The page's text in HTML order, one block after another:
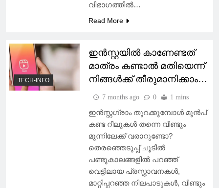
വിഭാഗത്തിൽ…
Read More
TECH-INFO
ഇൻസ്റ്റയിൽ കാണേണ്ടത്
മാത്രം കണ്ടാൽ മതിയെന്ന്
നിങ്ങൾക്ക് തീരുമാനിക്കാം…
7 months ago 0 1 mins
ഇന്‍സ്റ്റഗ്രാം തുറക്കുമ്പോള്‍ മുന്‍പ്
കണ്ട റീലുകള്‍ തന്നെ വീണ്ടും
മുന്നിലേക്ക് വരാറുണ്ടോ?
തെരഞ്ഞെടുപ്പ് ചൂടില്‍
പണ്ടുകാലങ്ങളില്‍ പറഞ്ഞ്
വെട്ടിലായ പ്രസ്താവനകള്‍,
മാറ്റിപ്പറഞ്ഞ നിലപാടുകള്‍, വീണ്ടും